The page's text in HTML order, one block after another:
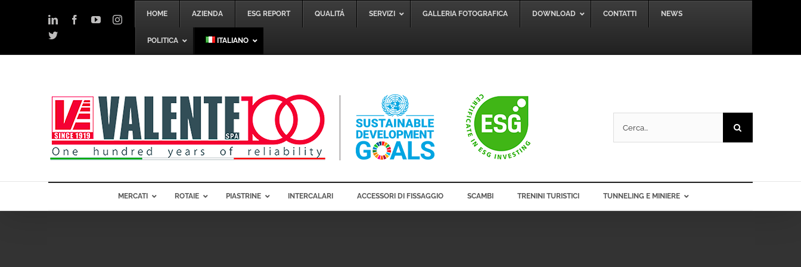
LinkedInFacebookYouTubeInstagram
Twitter
HOME AZIENDA ESG REPORT QUALITÁ SERVIZI GALLERIA FOTOGRAFICA DOWNLOAD CONTATTI NEWS
POLITICA ITALIANO
per:
MERCATI ROTAIE PIASTRINE INTERCALARI ACCESSORI DI FISSAGGIO SCAMBI TRENINI TURISTICI TUNNELING E MINIERE